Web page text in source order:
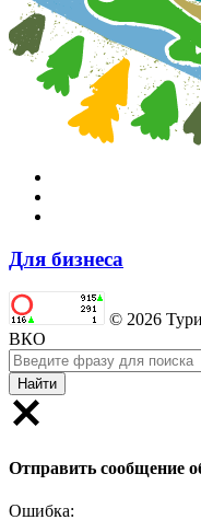
Для бизнеса
© 2026
ВКО
Найти
Отправить сообщение
Ошибка: